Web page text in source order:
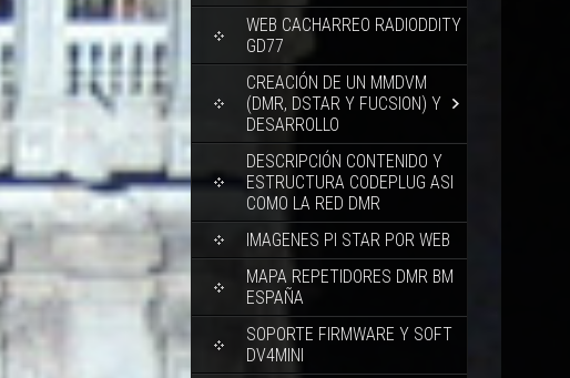
WEB CACHARREO RADIODDITY
GD77
CREACIÓN DE UN MMDVM
(DMR, DSTAR Y FUCSION) Y
DESARROLLO
DESCRIPCIÓN CONTENIDO Y
ESTRUCTURA CODEPLUG ASI
COMO LA RED DMR
IMAGENES PI STAR POR WEB
MAPA REPETIDORES DMR BM
ESPAÑA
SOPORTE FIRMWARE Y SOFT
DV4MINI